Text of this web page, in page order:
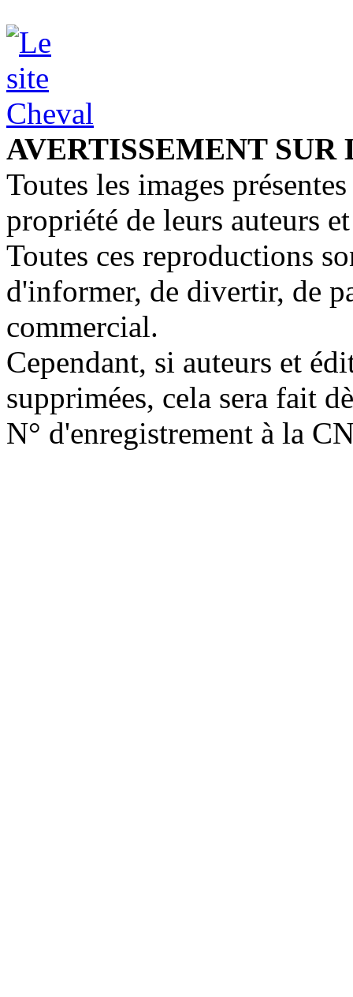
AVERTISSEMENT
Toutes les images
propriété de leurs auteurs
Toutes ces reproductions
d'informer, de divertir, de
commercial.
Cependant, si auteurs et
supprimées, cela sera fait
N° d'enregistrement à la